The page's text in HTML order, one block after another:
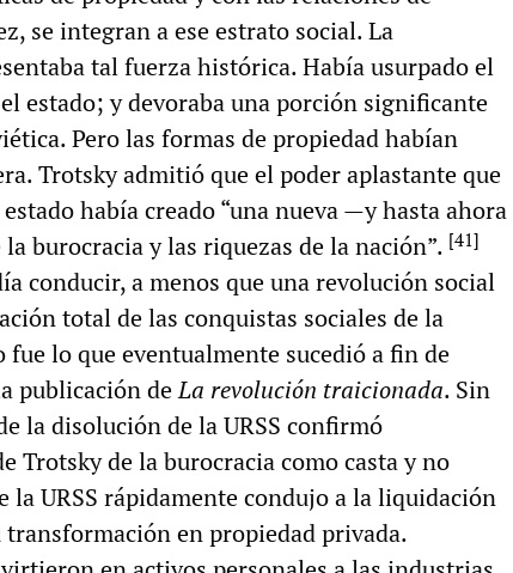
se integran a ese estrato social. La
tal fuerza histórica. Había usurpado el
estado; y devoraba una porción significante
Pero las formas de propiedad habían
Trotsky admitió que el poder aplastante que
había creado “una nueva —y hasta ahora
burocracia y las riquezas de la nación”. [41]
conducir, a menos que una revolución social
total de las conquistas sociales de la
fue lo que eventualmente sucedió a fin de
publicación deLa revolución traicionada. Sin
la disolución de la URSS confirmó
Trotsky de la burocracia como casta y no
la URSS rápidamente condujo a la liquidación
en propiedad privada.